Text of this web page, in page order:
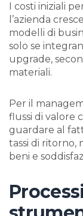
I costi iniziali
l’azienda
modelli di
solo se
upgrade,
materiali.
Per il
flussi di valore
guardare al
tassi di ritorno,
beni e